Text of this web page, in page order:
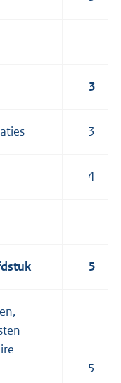
3
3
4
5
5